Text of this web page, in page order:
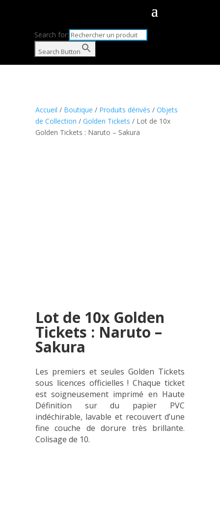
Search for:
Search Button
Accueil / Boutique / Produits dérivés / Objets
de Collection / Golden Tickets / Lot de 10x
Golden Tickets : Naruto – Sakura
Lot de 10x Golden
Tickets : Naruto –
Sakura
Les premiers et seules Golden Tickets
sous licences officielles ! Chaque ticket
est soigneusement imprimé en Haute
Définition sur du papier PVC
indéchirable, lavable et recouvert d’une
fine couche de dorure très brillante.
Colisage de 10.